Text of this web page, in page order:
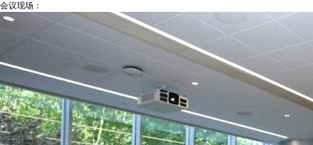
会议现场：